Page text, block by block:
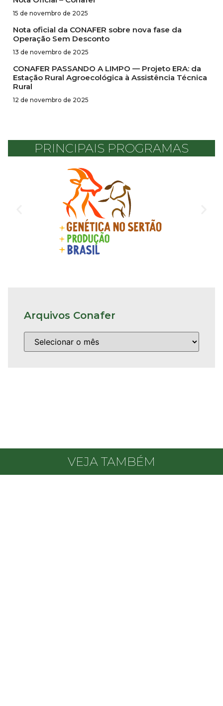
15 de novembro de 2025
Nota oficial da CONAFER sobre nova fase da
Operação Sem Desconto
13 de novembro de 2025
CONAFER PASSANDO A LIMPO — Projeto ERA: da
Estação Rural Agroecológica à Assistência Técnica
Rural
12 de novembro de 2025
PRINCIPAIS PROGRAMAS
Arquivos Conafer
VEJA TAMBÉM